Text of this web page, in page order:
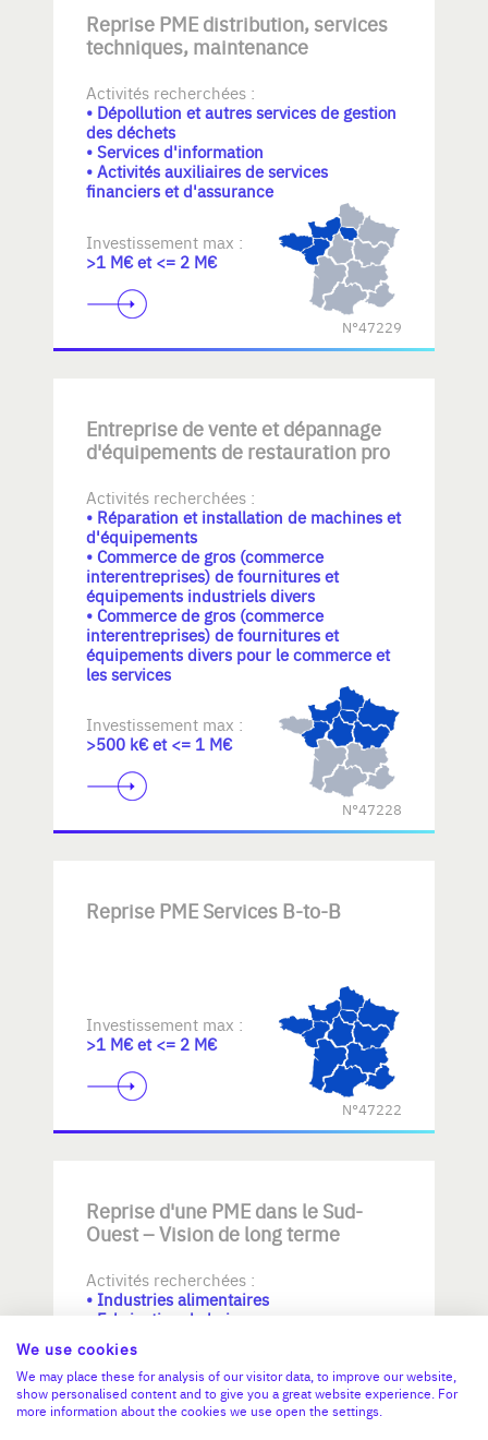
Reprise PME distribution, services
techniques, maintenance
Activités recherchées :
• Dépollution et autres services de gestion
des déchets
• Services d'information
• Activités auxiliaires de services
financiers et d'assurance
Investissement max :
>1 M€ et <= 2 M€
N°47229
Entreprise de vente et dépannage
d'équipements de restauration pro
Activités recherchées :
• Réparation et installation de machines et
d'équipements
• Commerce de gros (commerce
interentreprises) de fournitures et
équipements industriels divers
• Commerce de gros (commerce
interentreprises) de fournitures et
équipements divers pour le commerce et
les services
Investissement max :
>500 k€ et <= 1 M€
N°47228
Reprise PME Services B-to-B
Investissement max :
>1 M€ et <= 2 M€
N°47222
Reprise d'une PME dans le Sud-
Ouest – Vision de long terme
Activités recherchées :
• Industries alimentaires
• Fabrication de boissons
• Fabrication de textiles
Investissement max :
>2 M€ et <= 5 M€
We use cookies
We may place these for analysis of our visitor data, to improve our website,
show personalised content and to give you a great website experience. For
more information about the cookies we use open the settings.